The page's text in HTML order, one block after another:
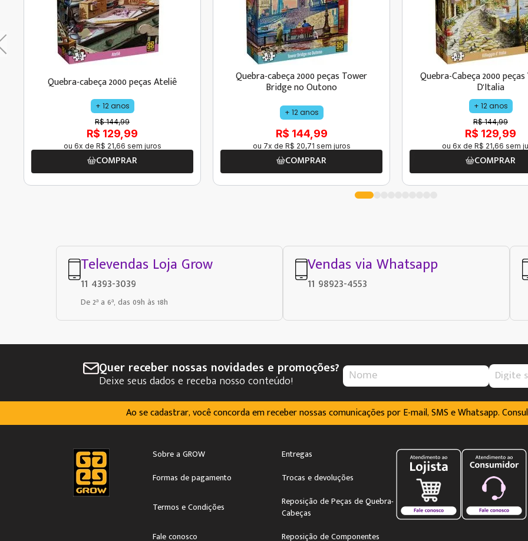
Quebra-cabeça 2000 peças Ateliê
+ 12 anos
R$ 144,99
R$ 129,99
ou 6x de R$ 21,66 sem juros
COMPRAR
Quebra-cabeça 2000 peças Tower
Bridge no Outono
+ 12 anos
R$ 144,99
ou 7x de R$ 20,71 sem juros
COMPRAR
Quebra-Cabeça 2000
D'Italia
+ 12 anos
R$ 144,99
R$ 129,99
ou 6x de R$ 21,66 sem
COMPRAR
Televendas Loja Grow
11 4393-3039
De 2ª a 6ª, das 09h às 18h
Vendas via Whatsapp
11 98923-4553
Quer receber nossas novidades e promoções?
Deixe seus dados e receba nosso conteúdo!
Ao se cadastrar, você concorda em receber nossas comunicações por E-mail, SMS e Whatsapp.
Sobre a GROW
Entregas
Formas de pagamento
Trocas e devoluções
Termos e Condições
Reposição de Peças de Quebra-
Cabeças
Fale conosco
Reposição de Componentes